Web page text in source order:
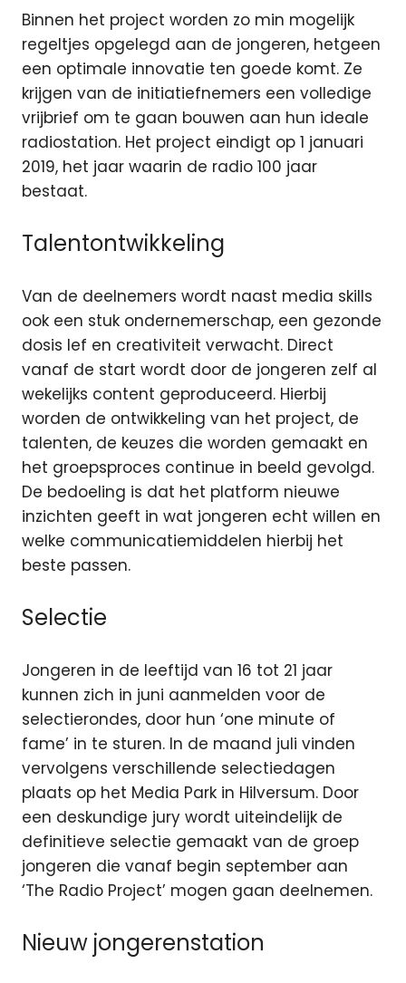
Binnen het project worden zo min mogelijk
regeltjes opgelegd aan de jongeren, hetgeen
een optimale innovatie ten goede komt. Ze
krijgen van de initiatiefnemers een volledige
vrijbrief om te gaan bouwen aan hun ideale
radiostation. Het project eindigt op 1 januari
2019, het jaar waarin de radio 100 jaar
bestaat.
Talentontwikkeling
Van de deelnemers wordt naast media skills
ook een stuk ondernemerschap, een gezonde
dosis lef en creativiteit verwacht. Direct
vanaf de start wordt door de jongeren zelf al
wekelijks content geproduceerd. Hierbij
worden de ontwikkeling van het project, de
talenten, de keuzes die worden gemaakt en
het groepsproces continue in beeld gevolgd.
De bedoeling is dat het platform nieuwe
inzichten geeft in wat jongeren echt willen en
welke communicatiemiddelen hierbij het
beste passen.
Selectie
Jongeren in de leeftijd van 16 tot 21 jaar
kunnen zich in juni aanmelden voor de
selectierondes, door hun ‘one minute of
fame’ in te sturen. In de maand juli vinden
vervolgens verschillende selectiedagen
plaats op het Media Park in Hilversum. Door
een deskundige jury wordt uiteindelijk de
definitieve selectie gemaakt van de groep
jongeren die vanaf begin september aan
‘The Radio Project’ mogen gaan deelnemen.
Nieuw jongerenstation